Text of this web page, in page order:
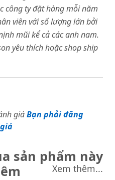
công ty đặt hàng mỗi năm
viên với số lượng lớn bởi
mũi kể cả các anh nam.
yêu thích hoặc shop ship
giáBạn phải đăng
sản phẩm này
Xem thêm...